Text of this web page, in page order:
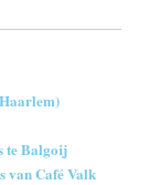
te Balgoij
van Café Valk